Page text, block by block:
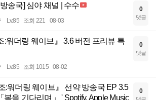
송국] 심야 채널 | 수수
Lv.85 조회 221 08-03
0
댓글
:워더링 웨이브』 3.6 버전 프리뷰 특
Lv.85 조회 1015 08-02
0
댓글
:워더링 웨이브』 선약 방송국 EP 3.5
을 기다리며」 ' Spotify, Apple Music
0